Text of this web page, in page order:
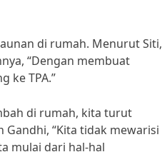
di rumah. Menurut Siti,
“Dengan membuat
ke TPA.”
di rumah, kita turut
“Kita tidak mewarisi
mulai dari hal-hal